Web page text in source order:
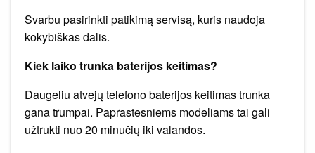
Svarbu pasirinkti patikimą servisą, kuris naudoja
kokybiškas dalis.
Kiek laiko trunka baterijos keitimas?
Daugeliu atvejų telefono baterijos keitimas trunka
gana trumpai. Paprastesniems modeliams tai gali
užtrukti nuo 20 minučių iki valandos.